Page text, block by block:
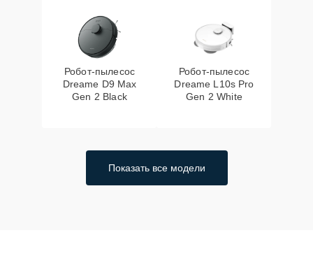
Робот-пылесос
Dreame D9 Max
Gen 2 Black
Робот-пылесос
Dreame L10s Pro
Gen 2 White
Показать все модели